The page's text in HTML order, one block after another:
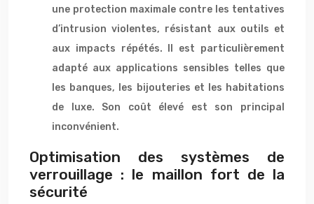
une protection maximale contre les tentatives
d’intrusion violentes, résistant aux outils et
aux impacts répétés. Il est particulièrement
adapté aux applications sensibles telles que
les banques, les bijouteries et les habitations
de luxe. Son coût élevé est son principal
inconvénient.
Optimisation des systèmes de
verrouillage : le maillon fort de la
sécurité